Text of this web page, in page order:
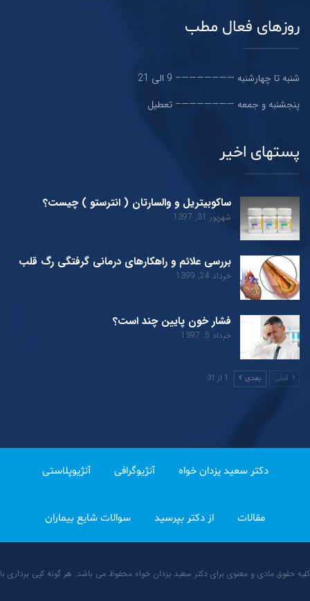
روزهای فعال مطب
شنبه تا چهارشنبه ———————– 9 الی 21
پنجشنبه و جمعه ———————– تعطیل
پستهای اخیر
ساکوبیتریل و والسارتان ( انترستو ) چیست؟
شهریور 31, 1397
بررسی علائم و راهکارهای درمانی گرفتگی رگ قلب
خرداد 24, 1399
فشار خون پایین چند است؟
خرداد 5, 1397
قبلی بعدی 1 از 31
دکتر سعید یزدان خواه آنژیوگرافی آنژیوپلاستی
مقالات از دکتر بپرسید سوالات شایع بیماران
کلیه حقوق مادی و معنوی برای دکتر سعید یزدان خواه محفوظ می باشد. هر گونه کپی برداری با